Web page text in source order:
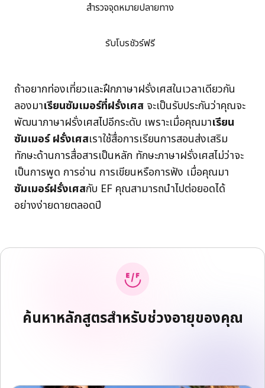
ถ้าอยากท่องเที่ยวและฝึกภาษาฝรั่งเศสในเวลาเดียวกัน
ลองมาเรียนซัมเมอร์ที่ฝรั่งเศส จะเป็นรับประกันว่าคุณจะ
พัฒนาภาษาฝรั่งเศสไปอีกระดับ เพราะเมื่อคุณมาเรียน
ซัมเมอร์ ฝรั่งเศสเราใช้สื่อการเรียนการสอนส่งเสริม
ทักษะด้านการสื่อสารเป็นหลัก ทักษะภาษาฝรั่งเศสไม่ว่าจะ
เป็นการพูด การอ่าน การเขียนหรือการฟัง เมื่อคุณมา
ซัมเมอร์ฝรั่งเศสกับ EF คุณสามารถนำไปต่อยอดได้
อย่างง่ายดายตลอดปี
สำรวจจุดหมายปลายทาง
รับโบรชัวร์ฟรี
ค้นหาหลักสูตรสำหรับช่วงอายุของคุณ